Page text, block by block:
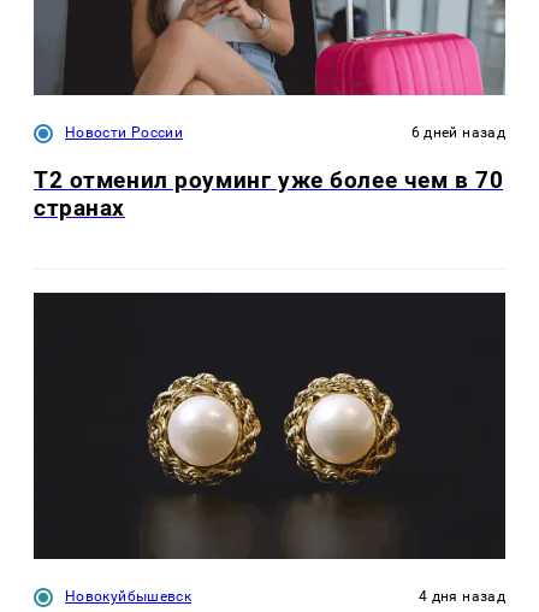
Новости России 6 дней назад
Т2 отменил роуминг уже более чем в 70
странах
Новокуйбышевск 4 дня назад